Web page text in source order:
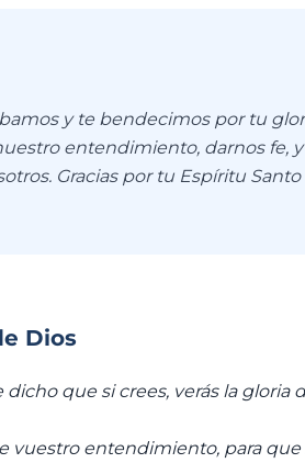
y te bendecimos por tu
entendimiento, darnos fe,
Gracias por tu Espíritu
Dios
dicho que si crees, verás la gloria
vuestro entendimiento, para que